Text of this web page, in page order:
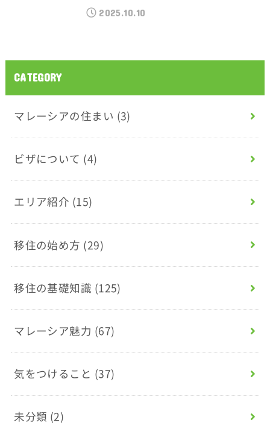
2025.10.10
CATEGORY
マレーシアの住まい (3)
ビザについて (4)
エリア紹介 (15)
移住の始め方 (29)
移住の基礎知識 (125)
マレーシア魅力 (67)
気をつけること (37)
未分類 (2)